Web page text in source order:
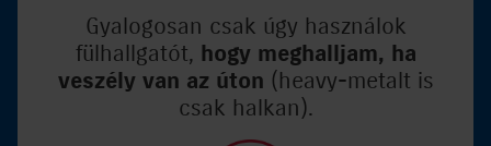
Gyalogosan csak úgy használok
fülhallgatót, hogy meghalljam, ha
veszély van az úton (heavy-metalt is
csak halkan).